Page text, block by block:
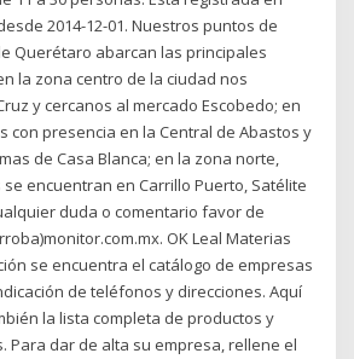
2014-12-01. Nuestros puntos de
Querétaro abarcan las principales
la zona centro de la ciudad nos
y cercanos al mercado Escobedo; en
con presencia en la Central de Abastos y
de Casa Blanca; en la zona norte,
encuentran en Carrillo Puerto, Satélite
duda o comentario favor de
OK Leal Materias
se encuentra el catálogo de empresas
de teléfonos y direcciones. Aquí
la lista completa de productos y
Para dar de alta su empresa, rellene el